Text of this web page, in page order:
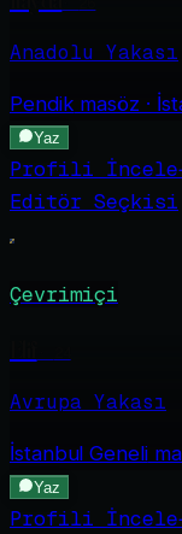
Anadolu Yakası
Pendik masöz ·
Yaz
Profili İncele
Editör Seçkisi
Çevrimiçi
Avrupa Yakası
İstanbul Geneli
Yaz
Profili İncele